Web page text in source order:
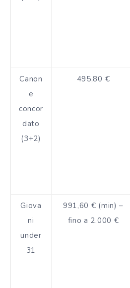
Canon
e
concor
dato
(3+2)
495,80 €
Giova
ni
under
31
991,60 € (min) –
fino a 2.000 €